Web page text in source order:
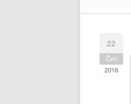
22
Čvn
2016